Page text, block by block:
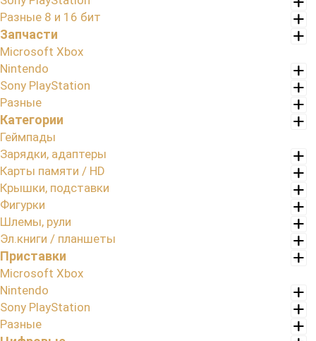
Разные 8 и 16 бит
Запчасти
Microsoft Xbox
Nintendo
Sony PlayStation
Разные
Категории
Геймпады
Зарядки, адаптеры
Карты памяти / HD
Крышки, подставки
Фигурки
Шлемы, рули
Эл.книги / планшеты
Приставки
Microsoft Xbox
Nintendo
Sony PlayStation
Разные